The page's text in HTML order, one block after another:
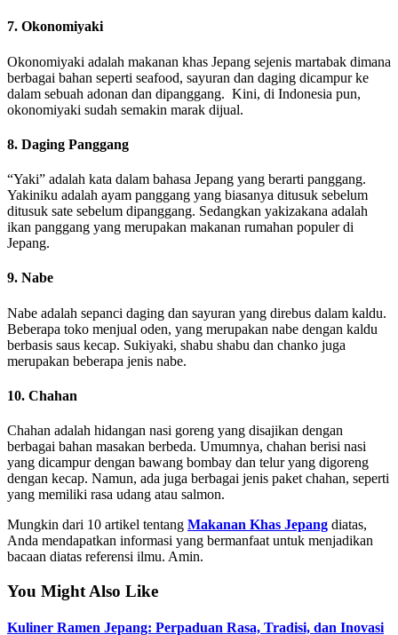
7. Okonomiyaki
Okonomiyaki adalah makanan khas Jepang sejenis martabak dimana
berbagai bahan seperti seafood, sayuran dan daging dicampur ke
dalam sebuah adonan dan dipanggang. Kini, di Indonesia pun,
okonomiyaki sudah semakin marak dijual.
8. Daging Panggang
“Yaki” adalah kata dalam bahasa Jepang yang berarti panggang.
Yakiniku adalah ayam panggang yang biasanya ditusuk sebelum
ditusuk sate sebelum dipanggang. Sedangkan yakizakana adalah
ikan panggang yang merupakan makanan rumahan populer di
Jepang.
9. Nabe
Nabe adalah sepanci daging dan sayuran yang direbus dalam kaldu.
Beberapa toko menjual oden, yang merupakan nabe dengan kaldu
berbasis saus kecap. Sukiyaki, shabu shabu dan chanko juga
merupakan beberapa jenis nabe.
10. Chahan
Chahan adalah hidangan nasi goreng yang disajikan dengan
berbagai bahan masakan berbeda. Umumnya, chahan berisi nasi
yang dicampur dengan bawang bombay dan telur yang digoreng
dengan kecap. Namun, ada juga berbagai jenis paket chahan, seperti
yang memiliki rasa udang atau salmon.
Mungkin dari 10 artikel tentang Makanan Khas Jepang diatas,
Anda mendapatkan informasi yang bermanfaat untuk menjadikan
bacaan diatas referensi ilmu. Amin.
You Might Also Like
Kuliner Ramen Jepang: Perpaduan Rasa, Tradisi, dan Inovasi